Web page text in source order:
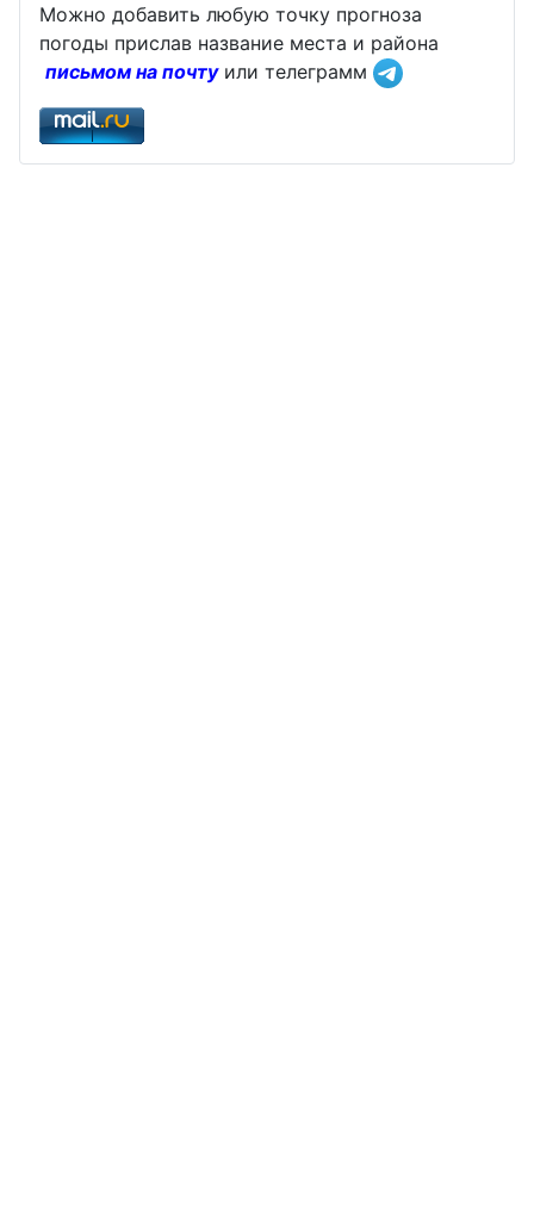
Можно добавить любую точку прогноза
погоды прислав название места и района
письмом на почтуили телеграмм